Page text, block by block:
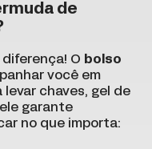
de
O bolso
você em
chaves, gel de
garante
no que importa: